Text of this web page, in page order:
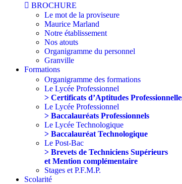
BROCHURE
Le mot de la proviseure
Maurice Marland
Notre établissement
Nos atouts
Organigramme du personnel
Granville
Formations
Organigramme des formations
Le Lycée Professionnel
> Certificats d’Aptitudes
Le Lycée Professionnel
> Baccalauréats Professionnels
Le Lycée Technologique
> Baccalauréat Technologique
Le Post-Bac
> Brevets de Techniciens Supérieurs
et Mention complémentaire
Stages et P.F.M.P.
Scolarité